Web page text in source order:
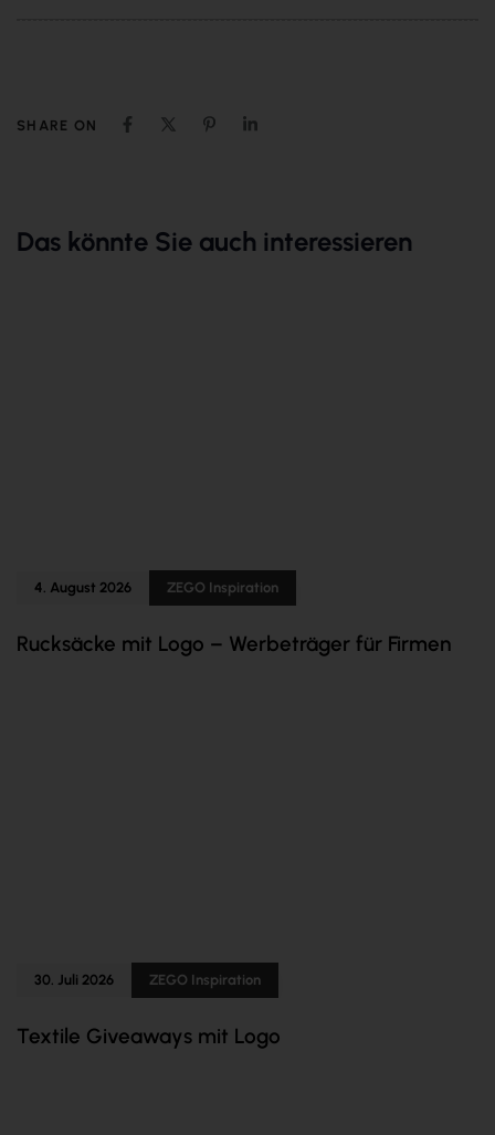
SHARE ON
Das könnte Sie auch interessieren
4. August 2026 ZEGO Inspiration
Rucksäcke mit Logo – Werbeträger für Firmen
30. Juli 2026 ZEGO Inspiration
Textile Giveaways mit Logo